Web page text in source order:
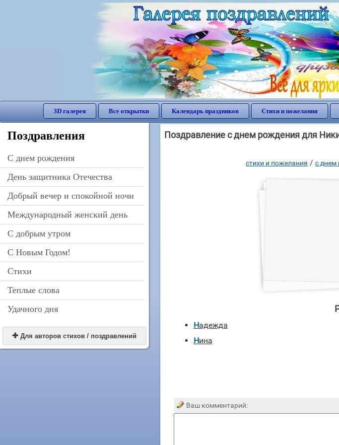
3D галерея Все открытки Календарь праздников Стихи и пожелания
Поздравления
C днем рождения
День защитника Отечества
Добрый вечер и спокойной ночи
Международный женский день
С добрым утром
С Новым Годом!
Стихи
Теплые слова
Удачного дня
 Для авторов стихов / поздравлений
Поздравление с днем рождения для
стихи и пожелания / c днем
Надежда
Нина
Ваш комментарий: